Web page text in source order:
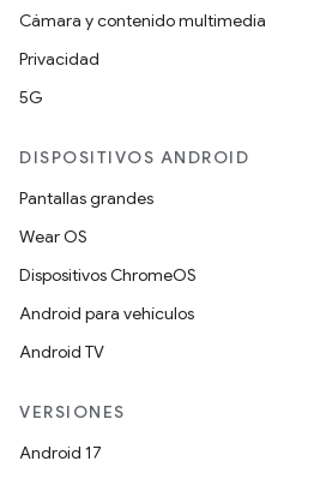
Cámara y contenido multimedia
Privacidad
5G
DISPOSITIVOS ANDROID
Pantallas grandes
Wear OS
Dispositivos ChromeOS
Android para vehículos
Android TV
VERSIONES
Android 17